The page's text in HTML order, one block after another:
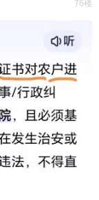
76楼